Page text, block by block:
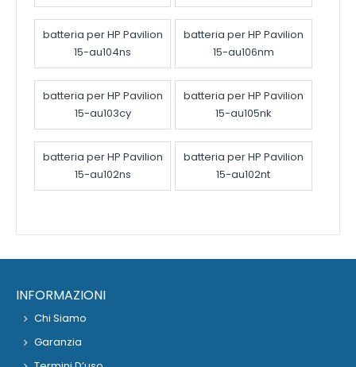
batteria per HP Pavilion
15-au104ns
batteria per HP Pavilion
15-au106nm
batteria per HP Pavilion
15-au103cy
batteria per HP Pavilion
15-au105nk
batteria per HP Pavilion
15-au102ns
batteria per HP Pavilion
15-au102nt
INFORMAZIONI
Chi Siamo
Garanzia